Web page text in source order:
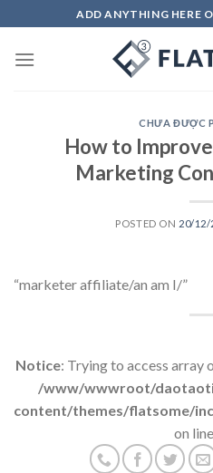
to
content
ADD ANYTHING HERE
CHƯA ĐƯỢC
How to
Marketing
POSTED ON 20/12/
“marketer affiliate/an am I/”
Notice: Trying to access array
/www/wwwroot/
content/themes/flatsome/
on line